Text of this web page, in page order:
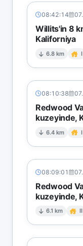
08:42:14
Willits'in 8
Kaliforniya
6.8 km I
08:10:38
Redwood
kuzeyinde,
6.4 km I
08:09:01
Redwood
kuzeyinde,
6.1 km II